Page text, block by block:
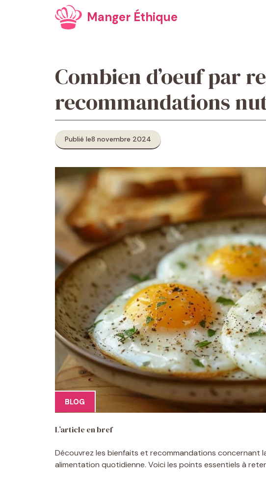
Manger Éthique
Combien d’oeuf par
recommandations
Publié le8 novembre 2024
BLOG
L’article en bref
Découvrez les bienfaits et recommandations concernant
alimentation quotidienne. Voici les points essentiels à